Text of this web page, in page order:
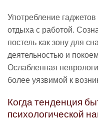
Употребление
отдыха с работой.
постель как зону для
деятельностью и
Ослабленная
более уязвимой к
Когда тенденция
психологической